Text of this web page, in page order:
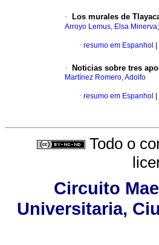
· Los murales de
Arroyo Lemus, Elsa Minerva;
· resumo em Espanhol
· Noticias sobre tres
Martínez Romero, Adolfo
· resumo em Espanhol
Todo o
Circuito
Universitaria,